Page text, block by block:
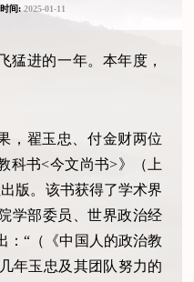
间:2025-01-11
猛进的一年。本年度，
，翟玉忠、付金财两位
科书<今文尚书>》（上
版。该书获得了学术界
学部委员、世界政治经
：“（《中国人的政治教
年玉忠及其团队努力的